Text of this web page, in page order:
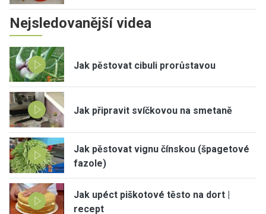
Nejsledovanější videa
Jak pěstovat cibuli prorůstavou
Jak připravit svíčkovou na smetaně
Jak pěstovat vignu čínskou (špagetové
fazole)
Jak upéct piškotové těsto na dort |
recept